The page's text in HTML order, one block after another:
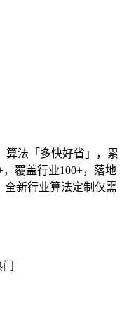
算法「多快好省」，累
覆盖行业100+，落地
全新行业算法定制仅需